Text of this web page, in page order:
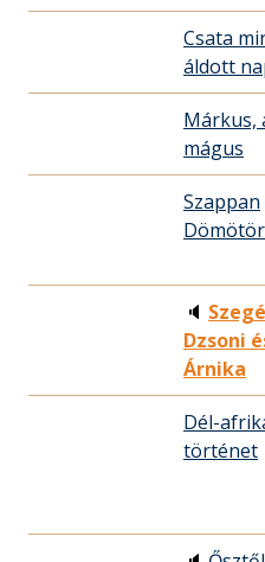
Csata
áldott
Márkus,
mágus
Szappan
Dömötör
🔈
Dzsoni
Árnika
Dél-
történet